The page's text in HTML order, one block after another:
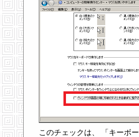
このチェックは、 「キーボ